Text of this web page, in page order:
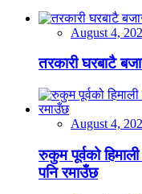
August 4,
तरकारी घरबाटै
August 4,
रुकुम पूर्वको
पनि रमाउँछ